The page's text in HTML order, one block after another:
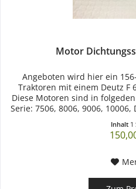
Motor
Angeboten wird hier ein
Traktoren mit einem Deutz F
Diese Motoren sind in
Serie: 7506, 8006, 9006, 10006,
Inhalt 1